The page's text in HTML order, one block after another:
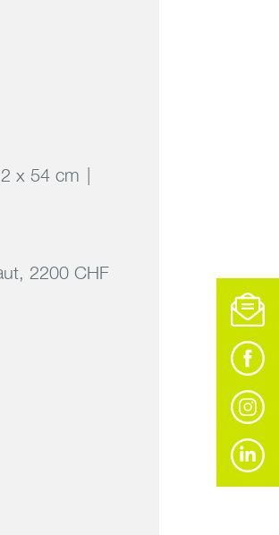
x 54 cm
2200 CHF